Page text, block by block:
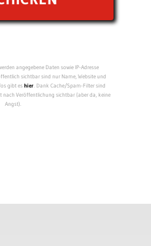
angegebene Daten sowie IP-Adresse
sichtbar sind nur Name, Website und
gibt eshier. Dank Cache/Spam-Filter sind
Veröffentlichung sichtbar (aber da, keine
Angst).